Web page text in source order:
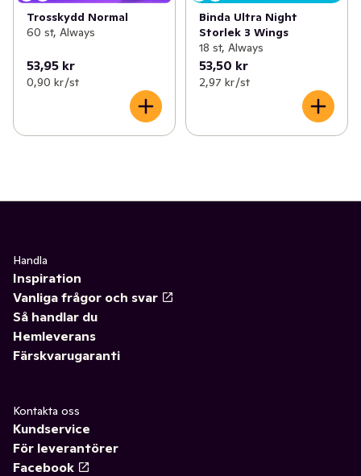
Trosskydd Normal
60 st, Always
53,95 kr
0,90 kr /st
Binda Ultra Night
Storlek 3 Wings
18 st, Always
53,50 kr
2,97 kr /st
Handla
Inspiration
Vanliga frågor och svar
Så handlar du
Hemleverans
Färskvarugaranti
Kontakta oss
Kundservice
För leverantörer
Facebook